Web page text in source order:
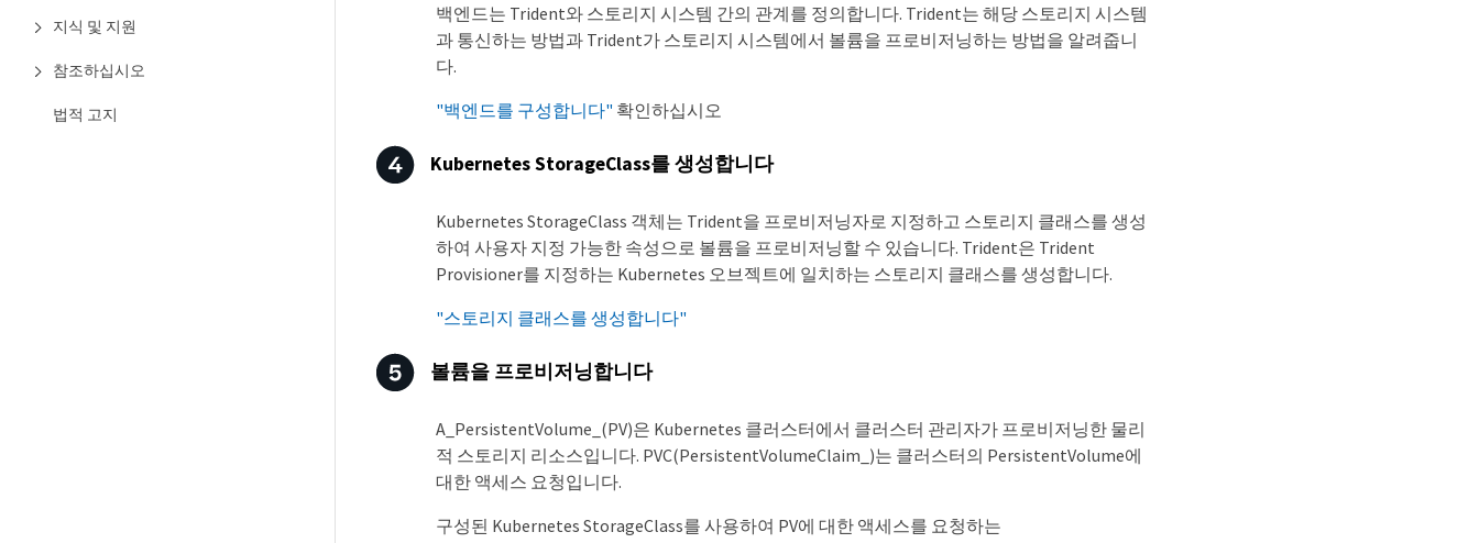
지식 및 지원
참조하십시오
법적 고지
백엔드는 Trident와 스토리지 시스템 간의 관계를 정의합니다. Trident는 해당 스토리지 시스템
과 통신하는 방법과 Trident가 스토리지 시스템에서 볼륨을 프로비저닝하는 방법을 알려줍니
다.
"백엔드를 구성합니다" 확인하십시오
Kubernetes StorageClass를 생성합니다
Kubernetes StorageClass 객체는 Trident을 프로비저닝자로 지정하고 스토리지 클래스를 생성
하여 사용자 지정 가능한 속성으로 볼륨을 프로비저닝할 수 있습니다. Trident은 Trident
Provisioner를 지정하는 Kubernetes 오브젝트에 일치하는 스토리지 클래스를 생성합니다.
"스토리지 클래스를 생성합니다"
볼륨을 프로비저닝합니다
A_PersistentVolume_(PV)은 Kubernetes 클러스터에서 클러스터 관리자가 프로비저닝한 물리
적 스토리지 리소스입니다. PVC(PersistentVolumeClaim_)는 클러스터의 PersistentVolume에
대한 액세스 요청입니다.
구성된 Kubernetes StorageClass를 사용하여 PV에 대한 액세스를 요청하는